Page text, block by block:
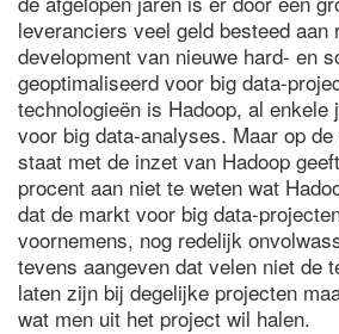
leveranciers veel geld besteed aan
development van nieuwe hard- en
geoptimaliseerd voor big data-
technologieën is Hadoop, al enkele
voor big data-analyses. Maar op
staat met de inzet van Hadoop
procent aan niet te weten wat
dat de markt voor big data-
voornemens, nog redelijk
tevens aangeven dat velen niet de
laten zijn bij degelijke projecten
wat men uit het project wil halen.